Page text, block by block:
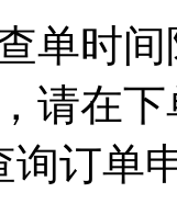
单时
请在
询订单